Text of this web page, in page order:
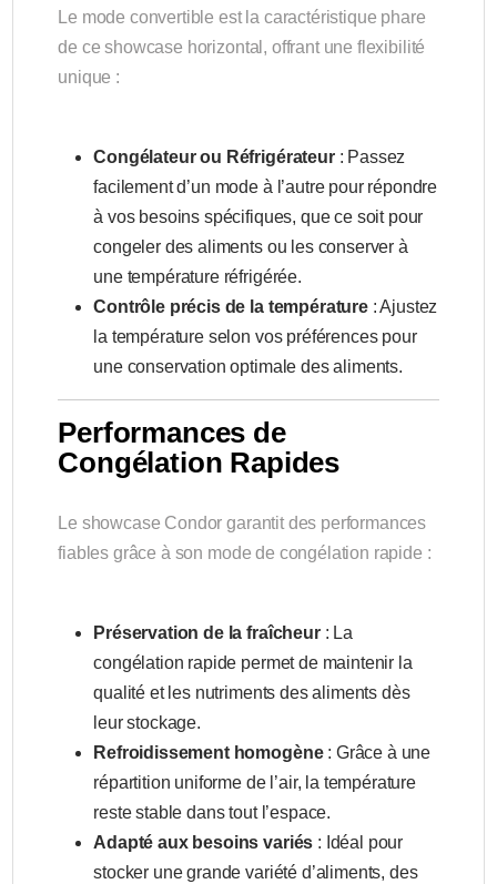
Le mode convertible est la caractéristique phare
de ce showcase horizontal, offrant une flexibilité
unique :
Congélateur ou Réfrigérateur: Passez
facilement d’un mode à l’autre pour répondre
à vos besoins spécifiques, que ce soit pour
congeler des aliments ou les conserver à
une température réfrigérée.
Contrôle précis de la température: Ajustez
la température selon vos préférences pour
une conservation optimale des aliments.
Performances de
Congélation Rapides
Le showcase Condor garantit des performances
fiables grâce à son mode de congélation rapide :
Préservation de la fraîcheur: La
congélation rapide permet de maintenir la
qualité et les nutriments des aliments dès
leur stockage.
Refroidissement homogène: Grâce à une
répartition uniforme de l’air, la température
reste stable dans tout l’espace.
Adapté aux besoins variés : Idéal pour
stocker une grande variété d’aliments, des